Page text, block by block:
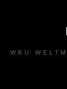
WKU